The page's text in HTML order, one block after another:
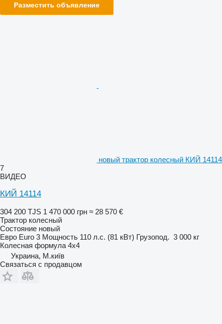
Разместить объявление
новый трактор колесный КИЙ 14114
7
ВИДЕО
КИЙ 14114
304 200 TJS 1 470 000 грн ≈ 28 570 €
Трактор колесный
Состояние новый
Евро Euro 3 Мощность 110 л.с. (81 кВт) Грузопод. 3 000 кг
Колесная формула 4x4
Украина, М.київ
Связаться с продавцом